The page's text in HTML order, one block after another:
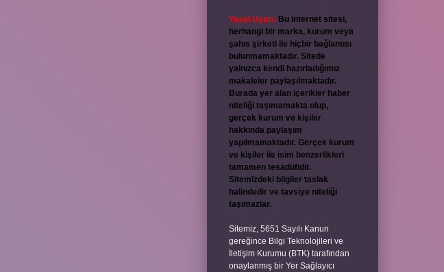
Yasal Uyarı: Bu internet sitesi,
herhangi bir marka, kurum veya
şahıs şirketi ile hiçbir bağlantısı
bulunmamaktadır. Sitede
yalnızca kendi hazırladığımız
makaleler paylaşılmaktadır.
Burada yer alan içerikler haber
niteliği taşımamakta olup,
gerçek kurum ve kişiler
hakkında paylaşım
yapılmamaktadır. Gerçek kurum
ve kişiler ile isim benzerlikleri
tamamen tesadüfidir.
Sitemizdeki bilgiler taslak
halindedir ve tavsiye niteliği
taşımazlar.
Sitemiz, 5651 Sayılı Kanun
gereğince Bilgi Teknolojileri ve
İletişim Kurumu (BTK) tarafından
onaylanmış bir Yer Sağlayıcı